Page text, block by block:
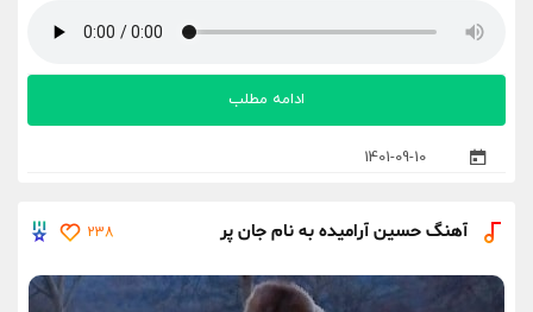
1401-09-10
ادامه مطلب
آهنگ حسین آرامیده به نام جان پر 238